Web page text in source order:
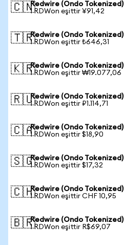
🇨🇳Redwire (Ondo
1 RDWon eşittir ¥91,42
🇹🇷Redwire (Ondo
1 RDWon eşittir ₺646,31
🇰🇷Redwire (Ondo
1 RDWon eşittir ₩19.077,06
🇷🇺Redwire (Ondo
1 RDWon eşittir ₽1.114,71
🇨🇦Redwire (Ondo
1 RDWon eşittir $18,90
🇸🇬Redwire (Ondo
1 RDWon eşittir $17,32
🇨🇭Redwire (Ondo
1 RDWon eşittir CHF 10,95
🇧🇷Redwire (Ondo
1 RDWon eşittir R$69,07